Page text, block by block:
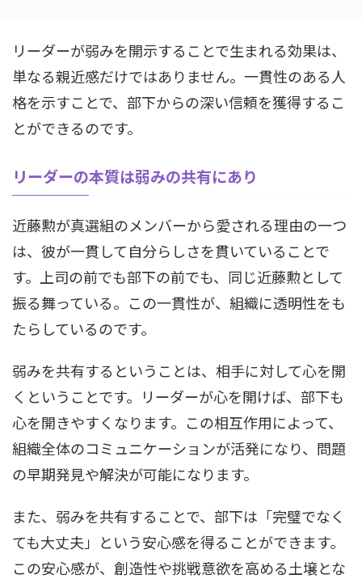
リーダーが弱みを開示することで生まれる効果は、
単なる親近感だけではありません。一貫性のある人
格を示すことで、部下からの深い信頼を獲得するこ
とができるのです。
リーダーの本質は弱みの共有にあり
近藤勲が真選組のメンバーから愛される理由の一つ
は、彼が一貫して自分らしさを貫いていることで
す。上司の前でも部下の前でも、同じ近藤勲として
振る舞っている。この一貫性が、組織に透明性をも
たらしているのです。
弱みを共有するということは、相手に対して心を開
くということです。リーダーが心を開けば、部下も
心を開きやすくなります。この相互作用によって、
組織全体のコミュニケーションが活発になり、問題
の早期発見や解決が可能になります。
また、弱みを共有することで、部下は「完璧でなく
ても大丈夫」という安心感を得ることができます。
この安心感が、創造性や挑戦意欲を高める土壌とな